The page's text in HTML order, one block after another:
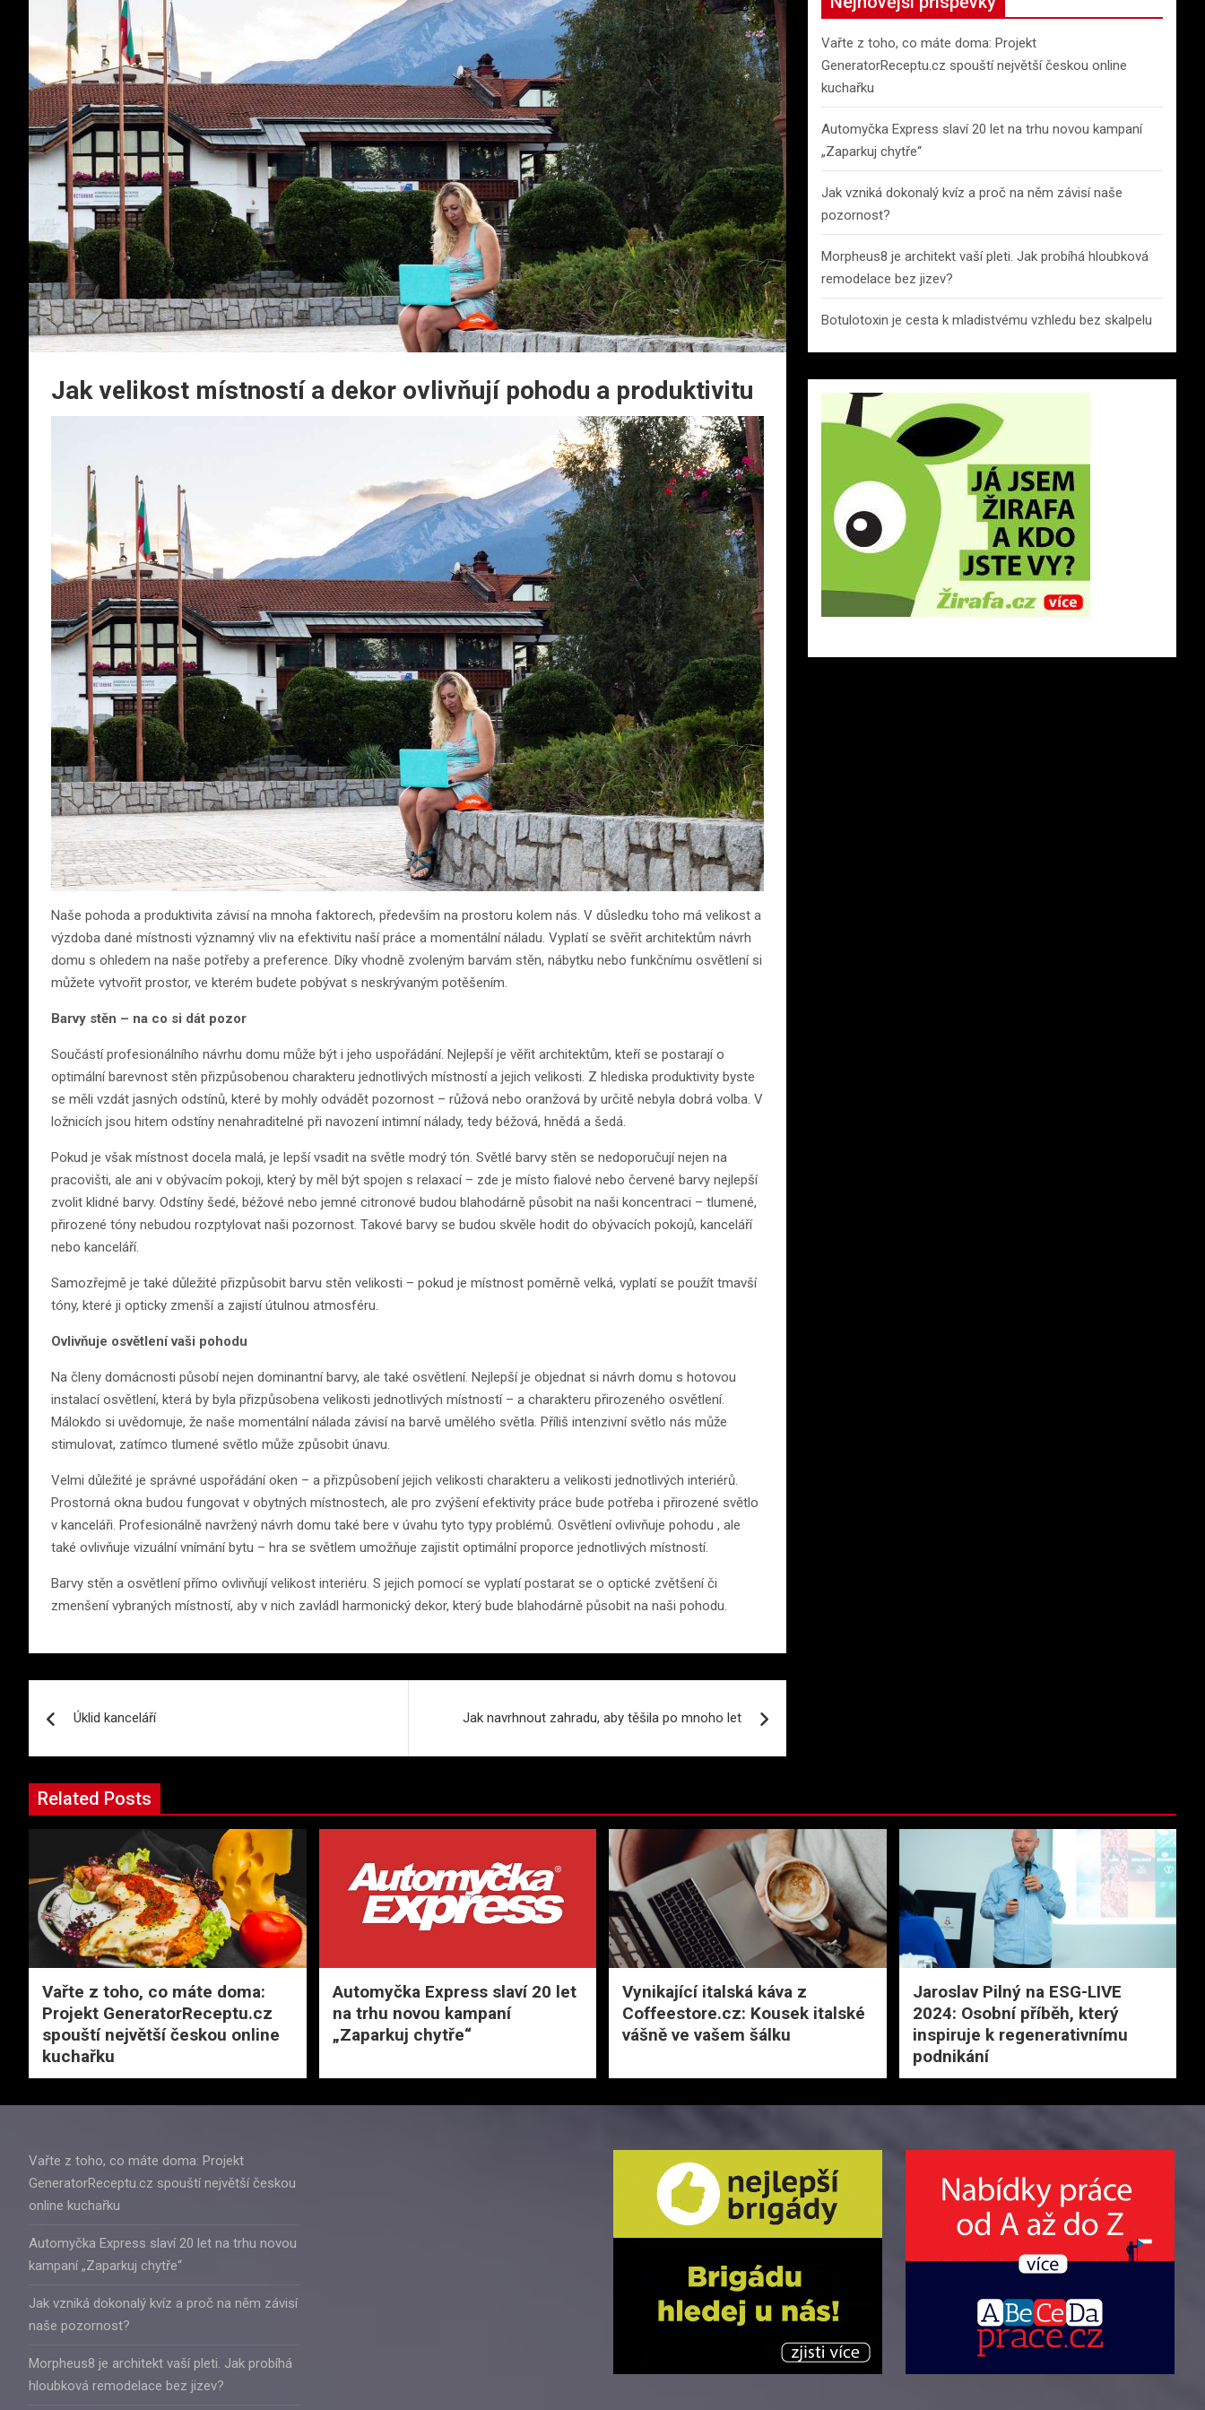
Jak velikost místností a dekor ovlivňují pohodu a produktivitu
Naše pohoda a produktivita závisí na mnoha faktorech, především na prostoru kolem nás. V důsledku toho má velikost a
výzdoba dané místnosti významný vliv na efektivitu naší práce a momentální náladu. Vyplatí se svěřit architektům návrh
domu s ohledem na naše potřeby a preference. Díky vhodně zvoleným barvám stěn, nábytku nebo funkčnímu osvětlení si
můžete vytvořit prostor, ve kterém budete pobývat s neskrývaným potěšením.
Barvy stěn – na co si dát pozor
Součástí profesionálního návrhu domu může být i jeho uspořádání. Nejlepší je věřit architektům, kteří se postarají o
optimální barevnost stěn přizpůsobenou charakteru jednotlivých místností a jejich velikosti. Z hlediska produktivity byste
se měli vzdát jasných odstínů, které by mohly odvádět pozornost – růžová nebo oranžová by určitě nebyla dobrá volba. V
ložnicích jsou hitem odstíny nenahraditelné při navození intimní nálady, tedy béžová, hnědá a šedá.
Pokud je však místnost docela malá, je lepší vsadit na světle modrý tón. Světlé barvy stěn se nedoporučují nejen na
pracovišti, ale ani v obývacím pokoji, který by měl být spojen s relaxací – zde je místo fialové nebo červené barvy nejlepší
zvolit klidné barvy. Odstíny šedé, béžové nebo jemné citronové budou blahodárně působit na naši koncentraci – tlumené,
přirozené tóny nebudou rozptylovat naši pozornost. Takové barvy se budou skvěle hodit do obývacích pokojů, kanceláří
nebo kanceláří.
Samozřejmě je také důležité přizpůsobit barvu stěn velikosti – pokud je místnost poměrně velká, vyplatí se použít tmavší
tóny, které ji opticky zmenší a zajistí útulnou atmosféru.
Ovlivňuje osvětlení vaši pohodu
Na členy domácnosti působí nejen dominantní barvy, ale také osvětlení. Nejlepší je objednat si návrh domu s hotovou
instalací osvětlení, která by byla přizpůsobena velikosti jednotlivých místností – a charakteru přirozeného osvětlení.
Málokdo si uvědomuje, že naše momentální nálada závisí na barvě umělého světla. Příliš intenzivní světlo nás může
stimulovat, zatímco tlumené světlo může způsobit únavu.
Velmi důležité je správné uspořádání oken – a přizpůsobení jejich velikosti charakteru a velikosti jednotlivých interiérů.
Prostorná okna budou fungovat v obytných místnostech, ale pro zvýšení efektivity práce bude potřeba i přirozené světlo
v kanceláři. Profesionálně navržený návrh domu také bere v úvahu tyto typy problémů. Osvětlení ovlivňuje pohodu , ale
také ovlivňuje vizuální vnímání bytu – hra se světlem umožňuje zajistit optimální proporce jednotlivých místností.
Barvy stěn a osvětlení přímo ovlivňují velikost interiéru. S jejich pomocí se vyplatí postarat se o optické zvětšení či
zmenšení vybraných místností, aby v nich zavládl harmonický dekor, který bude blahodárně působit na naši pohodu.
pro
Úklid kanceláří Jak navrhnout zahradu, aby těšila po mnoho let
Vařte z toho, co máte doma: Projekt
GeneratorReceptu.cz spouští největší českou online
kuchařku
Automyčka Express slaví 20 let na trhu novou kampaní
„Zaparkuj chytře“
Jak vzniká dokonalý kvíz a proč na něm závisí naše
pozornost?
Morpheus8 je architekt vaší pleti. Jak probíhá hloubková
remodelace bez jizev?
Botulotoxin je cesta k mladistvému vzhledu bez skalpelu
Related Posts
Vařte z toho, co máte doma:
Projekt GeneratorReceptu.cz
spouští největší českou online
kuchařku
Automyčka Express slaví 20 let
na trhu novou kampaní
„Zaparkuj chytře“
Vynikající italská káva z
Coffeestore.cz: Kousek italské
vášně ve vašem šálku
Jaroslav Pilný na ESG-LIVE
2024: Osobní příběh, který
inspiruje k regenerativnímu
podnikání
Vařte z toho, co máte doma: Projekt
GeneratorReceptu.cz spouští největší českou
online kuchařku
Automyčka Express slaví 20 let na trhu novou
kampaní „Zaparkuj chytře“
Jak vzniká dokonalý kvíz a proč na něm závisí
naše pozornost?
Morpheus8 je architekt vaší pleti. Jak probíhá
hloubková remodelace bez jizev?